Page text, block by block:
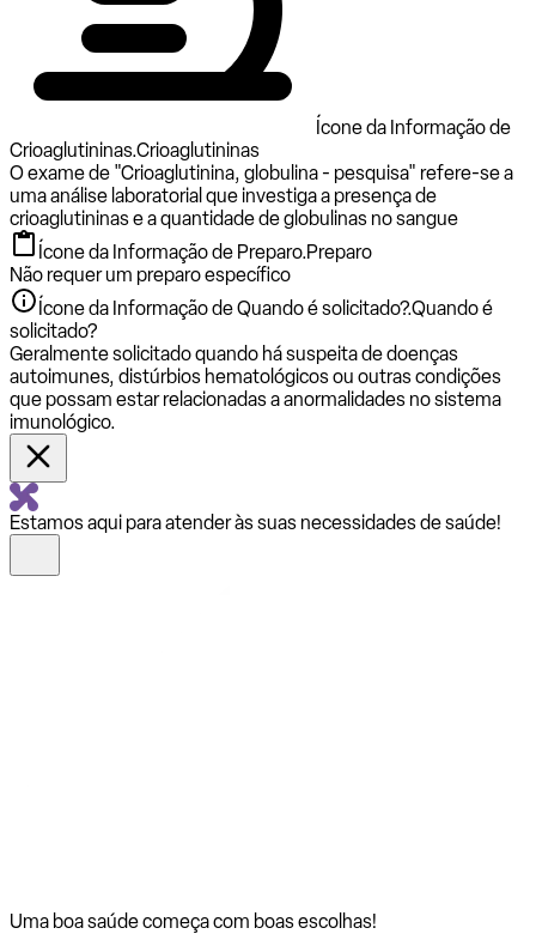
Ícone da Informação de
Crioaglutininas.Crioaglutininas
O exame de "Crioaglutinina, globulina - pesquisa" refere-se a
uma análise laboratorial que investiga a presença de
crioaglutininas e a quantidade de globulinas no sangue
Ícone da Informação de Preparo.Preparo
Não requer um preparo específico
Ícone da Informação de Quando é solicitado?.Quando é
solicitado?
Geralmente solicitado quando há suspeita de doenças
autoimunes, distúrbios hematológicos ou outras condições
que possam estar relacionadas a anormalidades no sistema
imunológico.
Estamos aqui para atender às suas necessidades de saúde!
Uma boa saúde começa com boas escolhas!